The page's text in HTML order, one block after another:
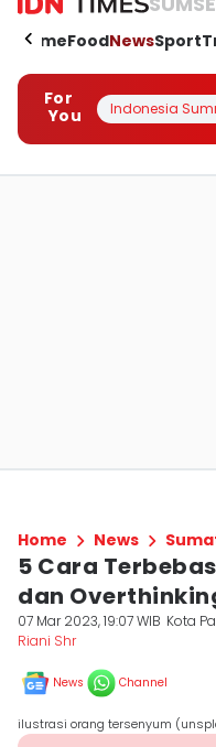
HomeFoodNewsSport
For
You
Indonesia
Home News
5 Cara
dan
07 Mar 2023, 19:07 WIB Kota
Riani Shr
News Channel
ilustrasi orang tersenyum